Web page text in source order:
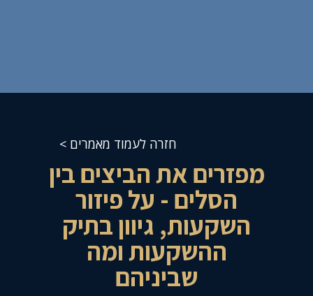
חזרה לעמוד מאמרים >
מפזרים את הביצים בין
הסלים - על פיזור
השקעות, גיוון בתיק
ההשקעות ומה
שביניהם